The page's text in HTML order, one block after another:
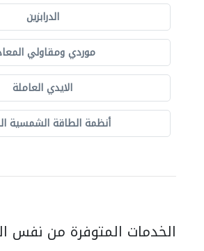
الدرابزين
موردي ومقاولي
الايدي العاملة
أنظمة الطاقة الشمسية
الخدمات المتوفرة من نفس